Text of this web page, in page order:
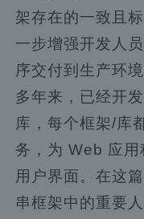
架存在的一致且
一步增强开发人
序交付到生产环
多年来，已经开
库，每个框架/库
务，为 Web 应
用户界面。在这
串框架中的重要